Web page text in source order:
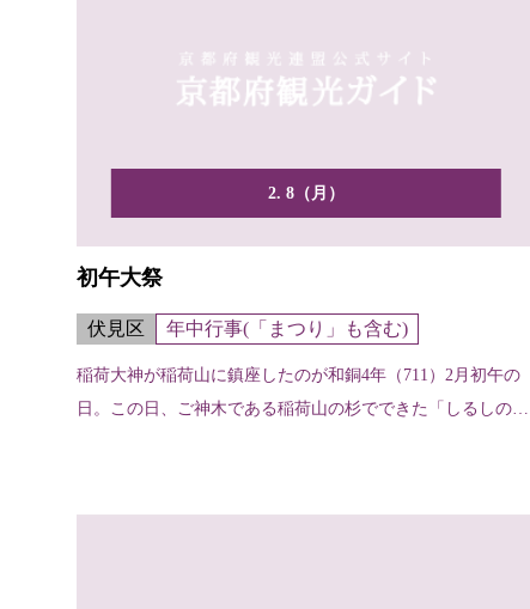
2. 8（月）
初午大祭
伏見区 年中行事(「まつり」も含む)
稲荷大神が稲荷山に鎮座したのが和銅4年（711）2月初午の
日。この日、ご神木である稲荷山の杉でできた「しるしの